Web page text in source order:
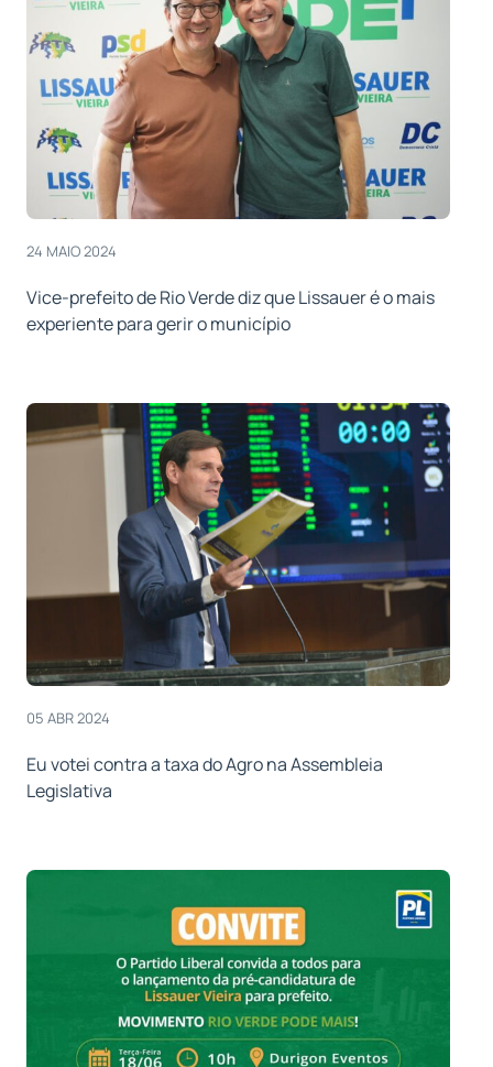
24 MAIO 2024
Vice-prefeito de Rio Verde diz que Lissauer é o mais
experiente para gerir o município
05 ABR 2024
Eu votei contra a taxa do Agro na Assembleia
Legislativa